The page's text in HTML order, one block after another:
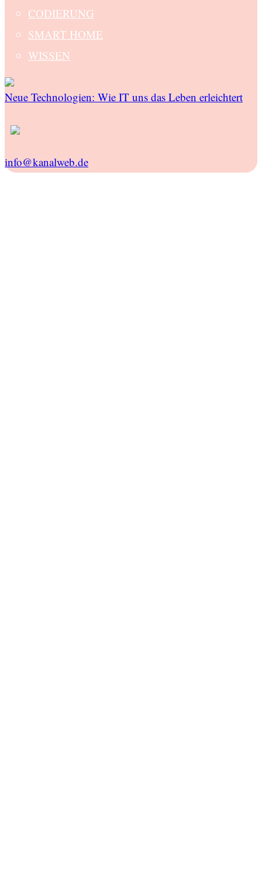
CODIERUNG
SMART HOME
WISSEN
Neue Technologien: Wie IT uns das Leben erleichtert
info@kanalweb.de